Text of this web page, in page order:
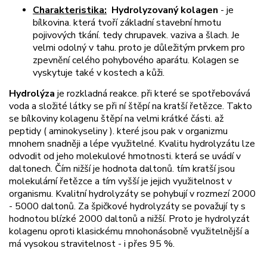
Charakteristika: Hydrolyzovaný kolagen - je
bílkovina. která tvoří základní stavební hmotu
pojivových tkání. tedy chrupavek. vaziva a šlach. Je
velmi odolný v tahu. proto je důležitým prvkem pro
zpevnění celého pohybového aparátu. Kolagen se
vyskytuje také v kostech a kůži.
Hydrolýza je rozkladná reakce. při které se spotřebovává
voda a složité látky se při ní štěpí na kratší řetězce. Takto
se bílkoviny kolagenu štěpí na velmi krátké části. až
peptidy ( aminokyseliny ). které jsou pak v organizmu
mnohem snadněji a lépe využitelné. Kvalitu hydrolyzátu lze
odvodit od jeho molekulové hmotnosti. která se uvádí v
daltonech. Čím nižší je hodnota daltonů. tím kratší jsou
molekulární řetězce a tím vyšší je jejich využitelnost v
organismu. Kvalitní hydrolyzáty se pohybují v rozmezí 2000
- 5000 daltonů. Za špičkové hydrolyzáty se považují ty s
hodnotou blízké 2000 daltonů a nižší. Proto je hydrolyzát
kolagenu oproti klasickému mnohonásobně využitelnější a
má vysokou stravitelnost - i přes 95 %.